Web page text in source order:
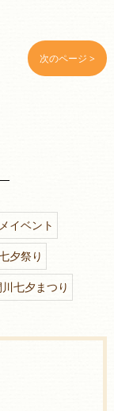
次のページ >
イベント
夕祭り
七夕まつり